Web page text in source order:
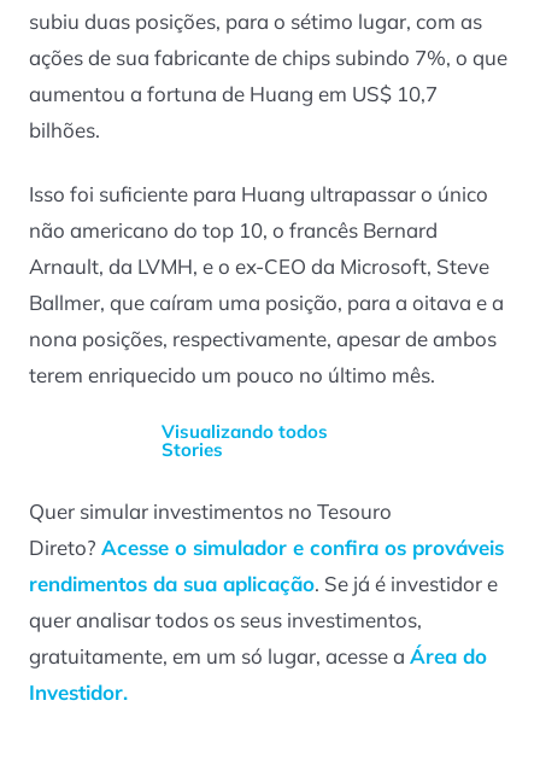
subiu duas posições, para o sétimo lugar, com as
ações de sua fabricante de chips subindo 7%, o que
aumentou a fortuna de Huang em US$ 10,7
bilhões.
Isso foi suficiente para Huang ultrapassar o único
não americano do top 10, o francês Bernard
Arnault, da LVMH, e o ex-CEO da Microsoft, Steve
Ballmer, que caíram uma posição, para a oitava e a
nona posições, respectivamente, apesar de ambos
terem enriquecido um pouco no último mês.
primeira pessoa
a alcançar US$
Visualizando todos
Stories
Quer simular investimentos no Tesouro
Direto? Acesse o simulador e confira os prováveis
rendimentos da sua aplicação. Se já é investidor e
quer analisar todos os seus investimentos,
gratuitamente, em um só lugar, acesse a Área do
Investidor.